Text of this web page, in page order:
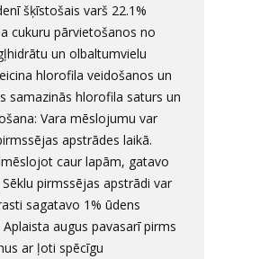
šķīstošais varš 22.1%
cukuru pārvietošanos no
un olbaltumvielu
hlorofila veidošanos un
samazinās hlorofila saturs un
Vara mēslojumu var
apstrādes laikā.
caur lapām, gatavo
pirmssējas apstrādi var
sagatavo 1% ūdens
augus pavasarī pirms
ar ļoti spēcīgu